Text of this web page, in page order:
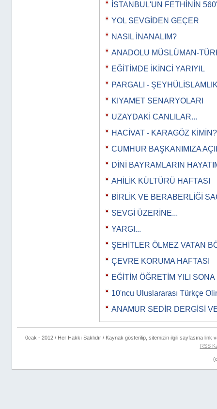
İSTANBUL'UN FETHİNİN
YOL SEVGİDEN GEÇER
NASIL İNANALIM?
ANADOLU MÜSLÜMAN-
EĞİTİMDE İKİNCİ YARIYIL
PARGALI -
KIYAMET SENARYOLARI
UZAYDAKİ CANLILAR...
HACİVAT - KARAGÖZ KİMİN?
CUMHUR BAŞKANIMIZA
DİNİ BAYRAMLARIN
AHİLİK KÜLTÜRÜ HAFTASI
BİRLİK VE BERABERLİĞİ
SEVGİ ÜZERİNE...
YARGI...
ŞEHİTLER ÖLMEZ VATAN
ÇEVRE KORUMA HAFTASI
EĞİTİM ÖĞRETİM YILI
10'ncu Uluslararası Türkçe
ANAMUR SEDİR DERGİSİ
0cak - 2012 / Her Hakkı Saklıdır / Kaynak gösterilip, sitemizin ilgili sayfasına link
RSS